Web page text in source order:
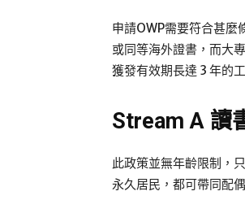
申請OWP需要符合甚麼
或同等海外證書，而大
獲發有效期長達 3 年的
Stream A 讀
此政策並無年齡限制，
永久居民，都可帶同配